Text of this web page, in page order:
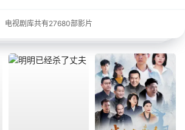
电视剧库共有27680部影片